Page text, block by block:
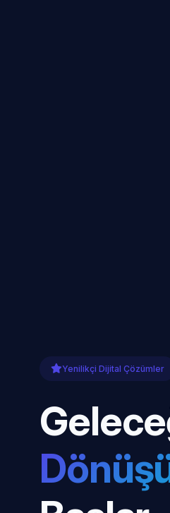
Yenilikçi Dijital Çözümler